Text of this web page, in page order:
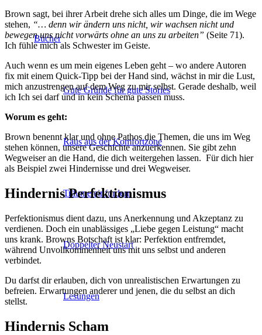
Bücher
Gute Gründe für gute Stories
Raus aus der Komfortzone
Träume einfordern
Doppelter Neustart
Lesungen
Brown sagt, bei ihrer Arbeit drehe sich alles um Dinge, die im Wege
stehen, “… denn wir ändern uns nicht, wir wachsen nicht und
bewegen uns nicht vorwärts ohne an uns zu arbeiten” (Seite 71).
Ich fühle mich als Schwester im Geiste.
Auch wenn es um mein eigenes Leben geht – wo andere Autoren
fix mit einem Quick-Tipp bei der Hand sind, wächst in mir die Lust,
mich anzustrengen auf dem Weg zu mir selbst. Gerade deshalb, weil
ich Ich sei darf und in kein Schema passen muss.
Worum es geht:
Brown benennt klar und ohne Pathos die Themen, die uns im Weg
stehen können, unsere Geschichte anzuerkennen. Sie gibt zehn
Wegweiser an die Hand, die dich weitergehen lassen. Für dich hier
als Beispiel zwei Hindernisse und drei Wegweiser.
Hindernis Perfektionismus
Perfektionismus dient dazu, uns Anerkennung und Akzeptanz zu
verdienen. Doch ein unablässiges „Liebe gegen Leistung“ macht
uns krank. Browns Botschaft ist klar: Perfektion entfremdet,
während Unvollkommenheit uns mit uns selbst und anderen
verbindet.
Du darfst dir erlauben, dich von unrealistischen Erwartungen zu
befreien. Erwartungen anderer und jenen, die du selbst an dich
stellst.
Hindernis Scham